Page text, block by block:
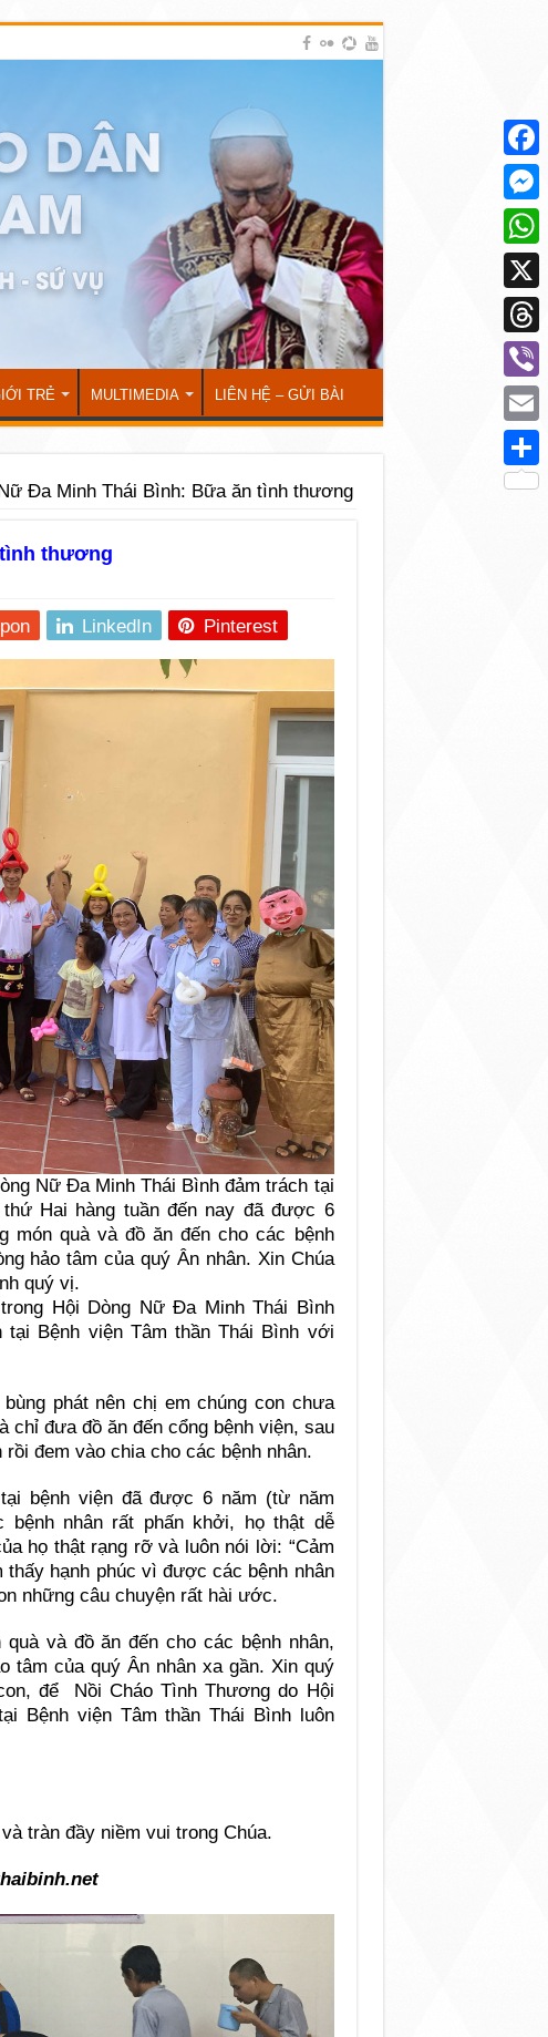
TRẺ MULTIMEDIA LIÊN HỆ – GỬI BÀI
Đa Minh Thái Bình: Bữa ăn tình thương
thương
LinkedIn Pinterest
Nữ Đa Minh Thái Bình đảm trách tại
Hai hàng tuần đến nay đã được 6
món quà và đồ ăn đến cho các bệnh
hảo tâm của quý Ân nhân. Xin Chúa
quý vị.
Hội Dòng Nữ Đa Minh Thái Bình
Bệnh viện Tâm thần Thái Bình với
phát nên chị em chúng con chưa
chỉ đưa đồ ăn đến cổng bệnh viện, sau
đem vào chia cho các bệnh nhân.
bệnh viện đã được 6 năm (từ năm
bệnh nhân rất phấn khởi, họ thật dễ
họ thật rạng rỡ và luôn nói lời: “Cảm
hạnh phúc vì được các bệnh nhân
những câu chuyện rất hài ước.
và đồ ăn đến cho các bệnh nhân,
tâm của quý Ân nhân xa gần. Xin quý
để Nồi Cháo Tình Thương do Hội
Bệnh viện Tâm thần Thái Bình luôn
tràn đầy niềm vui trong Chúa.
X
Viber